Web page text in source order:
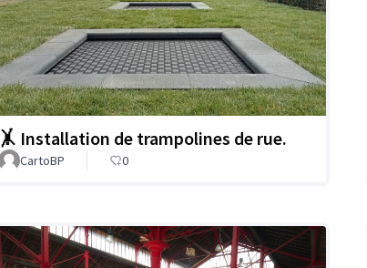
🤸 Installation de trampolines de rue.
CartoBP 0